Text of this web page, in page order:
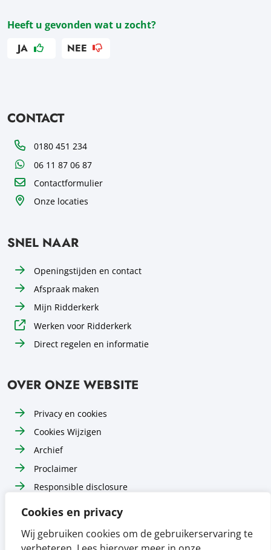
Cookies en privacy
Wij gebruiken cookies om de gebruikerservaring te
Heeft u gevonden wat u zocht?
JA NEE
CONTACT
Telefoon0180 451 234
WhatsApp06 11 87 06 87
Contactformulier
Onze locaties
SNEL NAAR
Openingstijden en contact
Afspraak maken
Mijn Ridderkerk
Werken voor Ridderkerk
Direct regelen en informatie
OVER ONZE WEBSITE
Privacy en cookies
Cookies Wijzigen
Archief
Proclaimer
Responsible disclosure
Toegankelijkheid